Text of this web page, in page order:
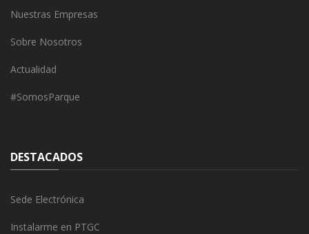
Nuestras Empresas
Sobre Nosotros
Actualidad
#SomosParque
DESTACADOS
Sede Electrónica
Instalarme en PTGC